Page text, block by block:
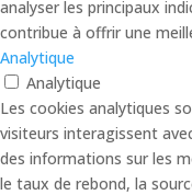
analyser les principaux
contribue à offrir une
Analytique
Analytique
Les cookies analytiques
visiteurs interagissent
des informations sur les
le taux de rebond, la